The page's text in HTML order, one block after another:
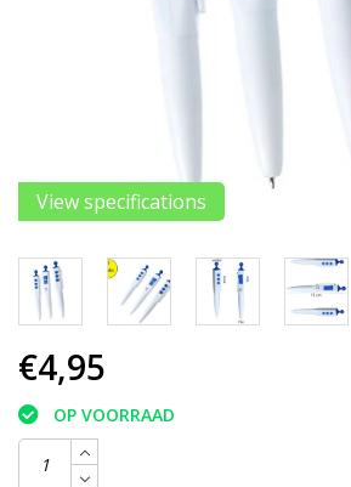
View specifications
€4,95
OP VOORRAAD